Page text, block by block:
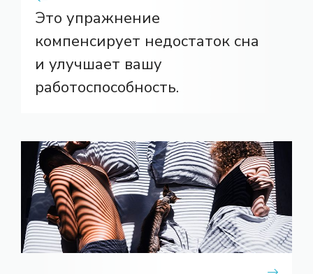
Это упражнение
компенсирует недостаток сна
и улучшает вашу
работоспособность.